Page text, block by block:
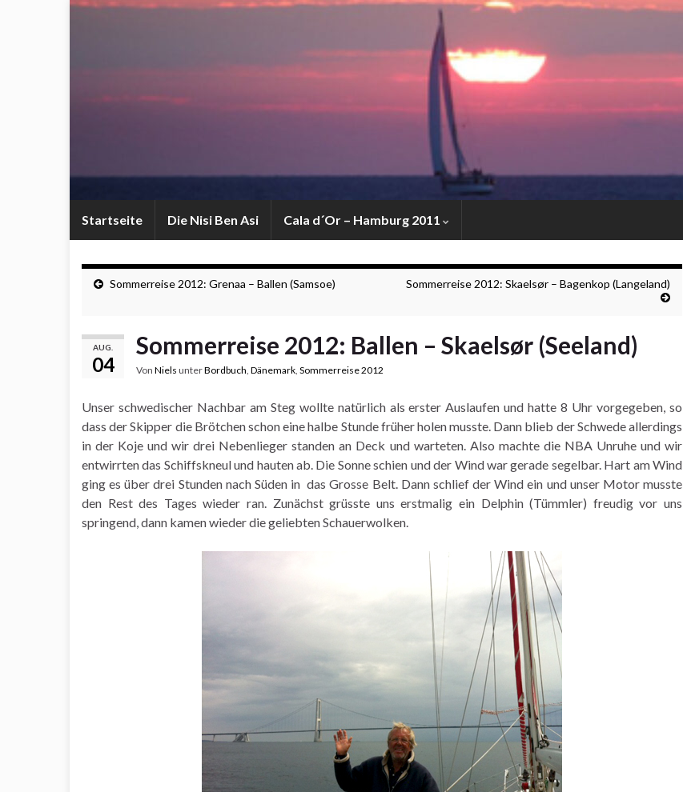
Startseite Die Nisi Ben Asi Cala d´Or – Hamburg 2011
Sommerreise 2012: Grenaa – Ballen (Samsoe) Sommerreise 2012: Skaelsør – Bagenkop (Langeland)
AUG.
04
Sommerreise 2012: Ballen – Skaelsør (Seeland)
Von Niels unterBordbuch, Dänemark, Sommerreise 2012
Unser schwedischer Nachbar am Steg wollte natürlich als erster Auslaufen und hatte 8 Uhr vorgegeben, so
dass der Skipper die Brötchen schon eine halbe Stunde früher holen musste. Dann blieb der Schwede allerdings
in der Koje und wir drei Nebenlieger standen an Deck und warteten. Also machte die NBA Unruhe und wir
entwirrten das Schiffskneul und hauten ab. Die Sonne schien und der Wind war gerade segelbar. Hart am Wind
ging es über drei Stunden nach Süden in das Grosse Belt. Dann schlief der Wind ein und unser Motor musste
den Rest des Tages wieder ran. Zunächst grüsste uns erstmalig ein Delphin (Tümmler) freudig vor uns
springend, dann kamen wieder die geliebten Schauerwolken.